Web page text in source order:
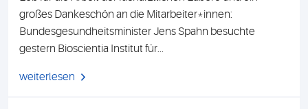
großes Dankeschön an die Mitarbeiter*innen:
Bundesgesundheitsminister Jens Spahn besuchte
gestern Bioscientia Institut für...
weiterlesen